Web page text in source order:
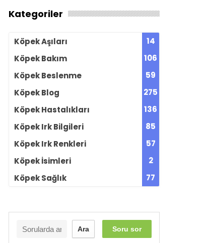
Kategoriler
Köpek Aşıları
14
Köpek Bakım
106
Köpek Beslenme
59
Köpek Blog
275
Köpek Hastalıkları
136
Köpek Irk Bilgileri
85
Köpek Irk Renkleri
57
Köpek İsimleri
2
Köpek Sağlık
77
Soru sor
Ara